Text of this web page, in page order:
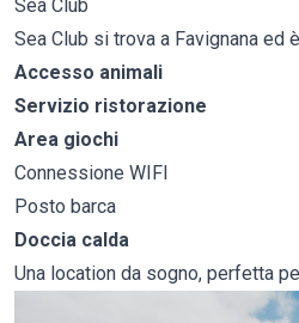
Sea Club
Sea Club si trova a Favignana ed
Accesso animali
Servizio ristorazione
Area giochi
Connessione WIFI
Posto barca
Doccia calda
Una location da sogno, perfetta